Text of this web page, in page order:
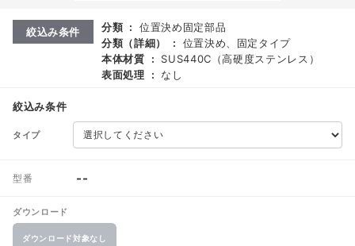
絞込み条件 分類 :
位置決め固定部品
分類（詳細）
:
位置決め、固定タイプ
本体材質
:
SUS440C（高硬度ステンレス）
表面処理
: なし
絞込み条件
タイプ
型番 --
ダウンロード
ダウンロード対象なし